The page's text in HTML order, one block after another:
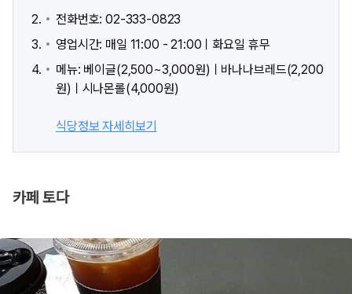
전화번호: 02-333-0823
영업시간: 매일 11:00 - 21:00ㅣ화요일 휴무
메뉴: 베이글(2,500~3,000원)ㅣ바나나브레드(2,200
원)ㅣ시나몬롤(4,000원)
식당정보 자세히보기
카페 토다